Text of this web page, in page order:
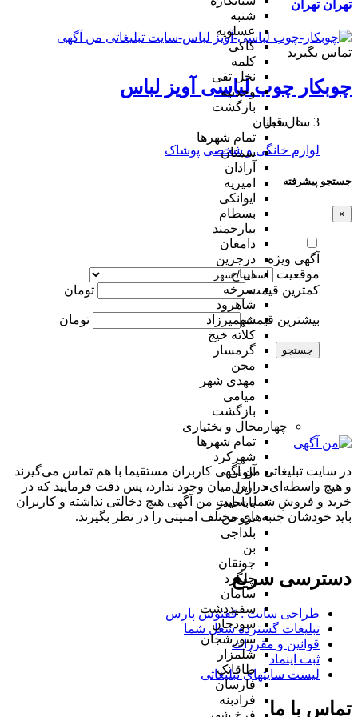
شنبه
عسلویه
کاکی
کلمه
نخل تقی
وحدتیه
بازگشت
سمنان
تمام شهر‌ها
سمنان
آرادان
امیریه
ایوانکی
بسطام
بیارجمند
دامغان
درجزین
دیباج
سرخه
شاهرود
شهمیرزاد
کلاته خیج
گرمسار
مجن
مهدی شهر
میامی
بازگشت
چهارمحال و بختیاری
تمام شهر‌ها
شهرکرد
آلونی
اردل
باباحیدر
بروجن
بلداجی
بن
جونقان
چلگرد
سامان
سفیددشت
سودجان
سورشجان
شلمزار
طاقانک
فارسان
فرادبنه
تهران تهران
تماس بگیرید
چوبكار چوب لباسی آويز لباس
3 سال قبل
لوازم خانگی و شخصی پوشاک
جستجو پیشرفته
×
آگهی ویژه
موقعیت
کمترین قیمت
تومان
بیشترین قیمت تومان
جستجو
در سایت تبلیغاتی من آگهی کاربران مستقیما با هم تماس می‌گیرند
و هیچ واسطه‌ای در این میان وجود ندارد، پس دقت فرمایید که در
خرید و فروشِ شما، سایت من آگهی هیچ دخالتی نداشته و کاربران
باید خودشان جنبه‌های مختلف امنیتی را در نظر بگیرند.
دسترسی سریع
طراحی سایت :‌ ققنوس پارس
تبلیغات گسترده شغل شما
قوانین و مقررات
ثبت اینماد
لیست سایتهای تبلیغاتی
تماس با ما